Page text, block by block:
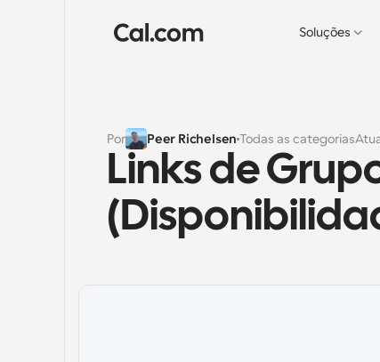
Soluções
Por Peer RichelsenTodas as categorias
Links de